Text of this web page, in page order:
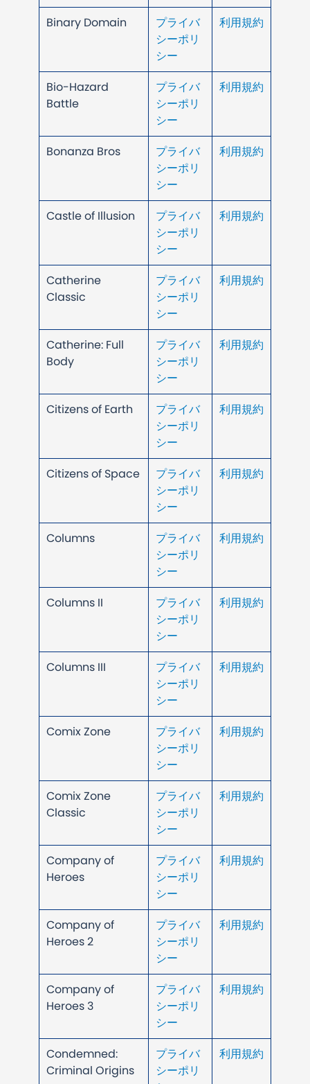
Binary Domain
プライバ
シーポリ
シー
利用規約
Bio-Hazard
Battle
プライバ
シーポリ
シー
利用規約
Bonanza Bros
プライバ
シーポリ
シー
利用規約
Castle of Illusion
プライバ
シーポリ
シー
利用規約
Catherine
Classic
プライバ
シーポリ
シー
利用規約
Catherine: Full
Body
プライバ
シーポリ
シー
利用規約
Citizens of Earth
プライバ
シーポリ
シー
利用規約
Citizens of Space
プライバ
シーポリ
シー
利用規約
Columns
プライバ
シーポリ
シー
利用規約
Columns II
プライバ
シーポリ
シー
利用規約
Columns III
プライバ
シーポリ
シー
利用規約
Comix Zone
プライバ
シーポリ
シー
利用規約
Comix Zone
Classic
プライバ
シーポリ
シー
利用規約
Company of
Heroes
プライバ
シーポリ
シー
利用規約
Company of
Heroes 2
プライバ
シーポリ
シー
利用規約
Company of
Heroes 3
プライバ
シーポリ
シー
利用規約
Condemned:
Criminal Origins
プライバ
シーポリ
利用規約